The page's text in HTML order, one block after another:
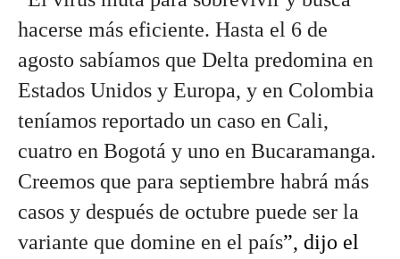
hacerse más eficiente. Hasta el 6 de
agosto sabíamos que Delta predomina en
Estados Unidos y Europa, y en Colombia
teníamos reportado un caso en Cali,
cuatro en Bogotá y uno en Bucaramanga.
Creemos que para septiembre habrá más
casos y después de octubre puede ser la
variante que domine en el país”, dijo el